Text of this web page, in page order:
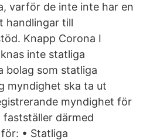
varför de inte inte har en
handlingar till
Knapp Corona I
inte statliga
bolag som statliga
myndighet ska ta ut
myndighet för
därmed
• Statliga